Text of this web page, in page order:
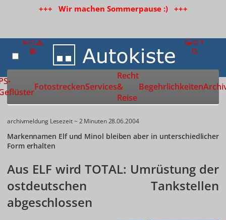
+++ Wir machen Sommerpause :) +++
Zur Startseite
FotostreckenServices
Recht
&
Reise
Begehrlichkeiten
archivmeldung Lesezeit ~ 2 Minuten28.06.2004
Markennamen Elf und Minol bleiben aber in unterschiedlicher
Form erhalten
Aus ELF wird TOTAL: Umrüstung der
ostdeutschen Tankstellen
abgeschlossen